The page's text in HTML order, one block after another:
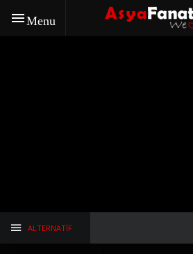
Menu
ALTERNATIF